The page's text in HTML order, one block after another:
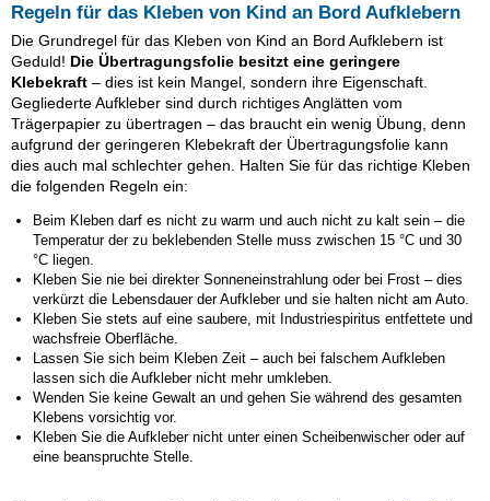
Regeln für das Kleben von Kind an Bord Aufklebern
Die Grundregel für das Kleben von Kind an Bord Aufklebern ist
Geduld! Die Übertragungsfolie besitzt eine geringere
Klebekraft – dies ist kein Mangel, sondern ihre Eigenschaft.
Gegliederte Aufkleber sind durch richtiges Anglätten vom
Trägerpapier zu übertragen – das braucht ein wenig Übung, denn
aufgrund der geringeren Klebekraft der Übertragungsfolie kann
dies auch mal schlechter gehen. Halten Sie für das richtige Kleben
die folgenden Regeln ein:
Beim Kleben darf es nicht zu warm und auch nicht zu kalt sein – die
Temperatur der zu beklebenden Stelle muss zwischen 15 °C und 30
°C liegen.
Kleben Sie nie bei direkter Sonneneinstrahlung oder bei Frost – dies
verkürzt die Lebensdauer der Aufkleber und sie halten nicht am Auto.
Kleben Sie stets auf eine saubere, mit Industriespiritus entfettete und
wachsfreie Oberfläche.
Lassen Sie sich beim Kleben Zeit – auch bei falschem Aufkleben
lassen sich die Aufkleber nicht mehr umkleben.
Wenden Sie keine Gewalt an und gehen Sie während des gesamten
Klebens vorsichtig vor.
Kleben Sie die Aufkleber nicht unter einen Scheibenwischer oder auf
eine beanspruchte Stelle.